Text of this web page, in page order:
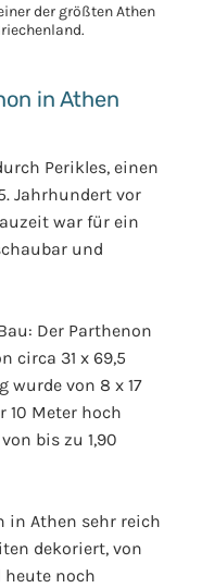
in Athen
Perikles, einen
Jahrhundert vor
war für ein
und
Der Parthenon
circa 31 x 69,5
wurde von 8 x 17
10 Meter hoch
bis zu 1,90
in Athen sehr reich
dekoriert, von
heute noch